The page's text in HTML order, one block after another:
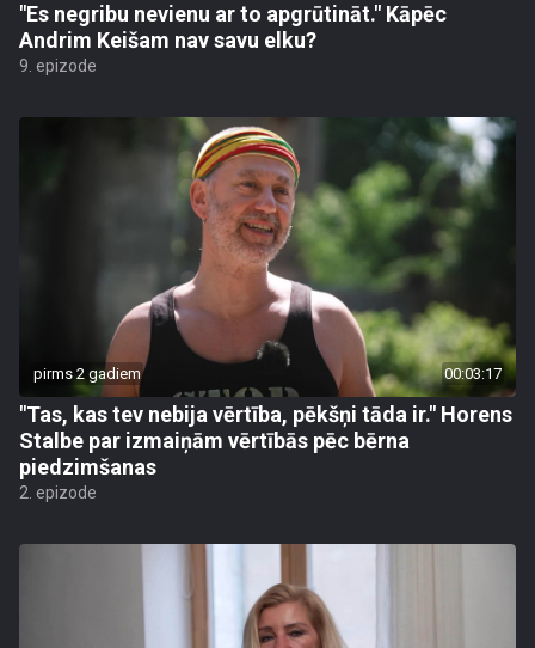
"Es negribu nevienu ar to apgrūtināt." Kāpēc
Andrim Keišam nav savu elku?
9. epizode
pirms 2 gadiem 00:03:17
"Tas, kas tev nebija vērtība, pēkšņi tāda ir." Horens
Stalbe par izmaiņām vērtībās pēc bērna
piedzimšanas
2. epizode